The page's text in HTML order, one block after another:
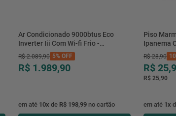
Ar Condicionado 9000btus Eco
Inverter Iii Com Wi-fi Frio -
Hjfe09c2cg|hjfi09c2wg - Elgin
R$ 2.089,90 5% OFF
R$ 1.989,90
em até 10x de R$ 198,99 no cartão
Piso
Ipanema
R$ 28,90
R$
R$ 25,90
em até 1x